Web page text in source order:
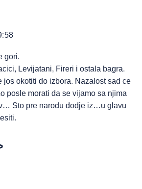
gori.
Levijatani, Fireri i ostala bagra.
jos okotiti do izbora. Nazalost sad ce
posle morati da se vijamo sa njima
Sto pre narodu dodje iz…u glavu